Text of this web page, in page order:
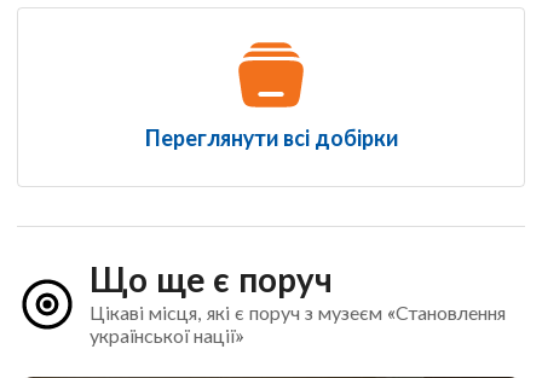
Переглянути всі добірки
Що ще є поруч
Цікаві місця, які є поруч з музеєм «Становлення
української нації»